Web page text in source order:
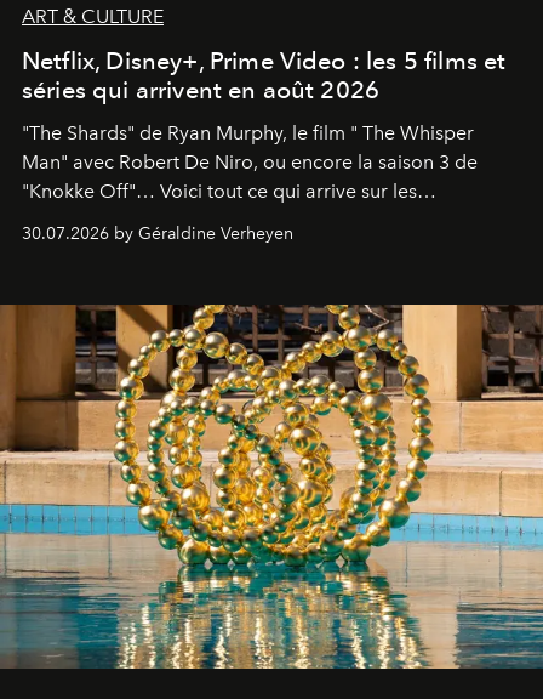
ART & CULTURE
Netflix, Disney+, Prime Video : les 5 films et
séries qui arrivent en août 2026
"The Shards" de Ryan Murphy, le film " The Whisper
Man" avec Robert De Niro, ou encore la saison 3 de
"Knokke Off"… Voici tout ce qui arrive sur les
plateformes de streaming en août 2026.
30.07.2026 by Géraldine Verheyen